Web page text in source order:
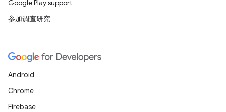
Google Play support
参加调查研究
Android
Chrome
Firebase